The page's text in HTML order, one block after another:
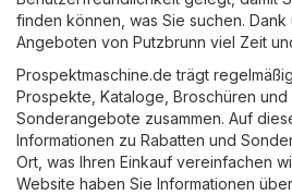
finden können, was Sie suchen. Dank
Angeboten von Putzbrunn viel Zeit
Prospektmaschine.de trägt
Prospekte, Kataloge, Broschüren
Sonderangebote zusammen. Auf
Informationen zu Rabatten und
Ort, was Ihren Einkauf vereinfachen
Website haben Sie Informationen